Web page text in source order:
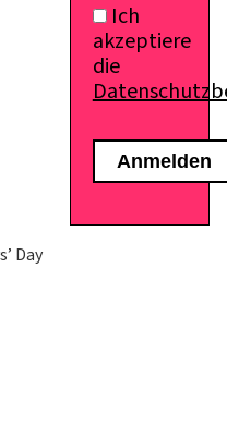
Ich
akzeptiere
die
Day